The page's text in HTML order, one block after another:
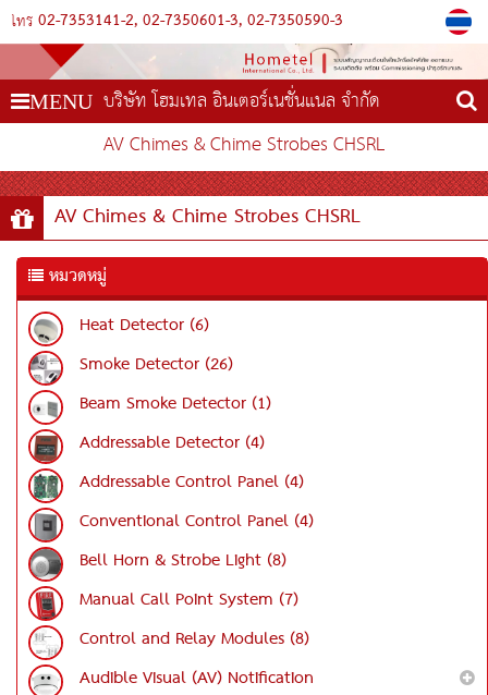
โทร 02-7353141-2 02-7350601-3 02-7350590-3
MENU บริษัท โฮมเทล อินเตอร์เนชั่นแนล จำกัด
AV Chimes & Chime Strobes CHSRL
AV Chimes & Chime Strobes CHSRL
หมวดหมู่
Heat Detector (6)
Smoke Detector (26)
Beam Smoke Detector (1)
Addressable Detector (4)
Addressable Control Panel (4)
Conventional Control Panel (4)
Bell Horn & Strobe Light (8)
Manual Call Point System (7)
Control and Relay Modules (8)
Audible Visual (AV) Notification